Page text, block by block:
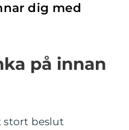
dig med
på innan
stort beslut